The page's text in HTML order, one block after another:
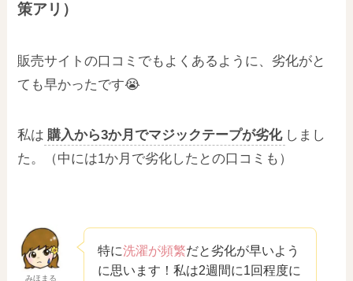
策アリ）
販売サイトの口コミでもよくあるように、劣化がと
ても早かったです😭
私は 購入から3か月でマジックテープが劣化 しまし
た。（中には1か月で劣化したとの口コミも）
みほまる
特に洗濯が頻繁だと劣化が早いよう
に思います！私は2週間に1回程度に